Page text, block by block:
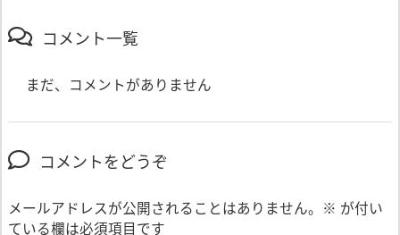
コメント一覧
まだ、コメントがありません
コメントをどうぞ
メールアドレスが公開されることはありません。 ※ が付い
ている欄は必須項目です